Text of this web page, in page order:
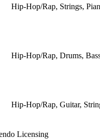
Hip-Hop/Rap, Strings,
Hip-Hop/Rap, Drums,
Hip-Hop/Rap, Guitar,
Licensing